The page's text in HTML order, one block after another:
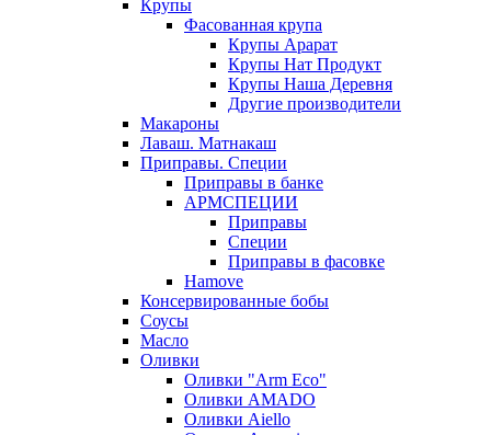
Крупы
Фасованная крупа
Крупы Арарат
Крупы Нат Продукт
Крупы Наша Деревня
Другие производители
Макароны
Лаваш. Матнакаш
Приправы. Специи
Приправы в банке
АРМСПЕЦИИ
Приправы
Специи
Приправы в фасовке
Hamove
Консервированные бобы
Соусы
Масло
Оливки
Оливки "Arm Eco"
Оливки AMADO
Оливки Aiello